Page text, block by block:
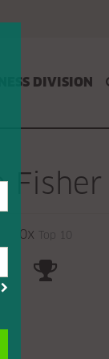
DIVISION
Fisher
0x Top 10